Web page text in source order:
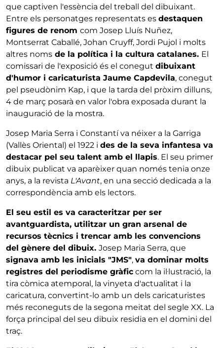
que captiven l'essència del treball del dibuixant.
Entre els personatges representats es destaquen
figures de renom com Josep Lluís Nuñez,
Montserrat Caballé, Johan Cruyff, Jordi Pujol i molts
altres noms de la política i la cultura catalanes. El
comissari de l'exposició és el conegut dibuixant
d'humor i caricaturista Jaume Capdevila, conegut
pel pseudònim Kap, i que la tarda del pròxim dilluns,
4 de març posarà en valor l'obra exposada durant la
inauguració de la mostra.
Josep Maria Serra i Constantí va néixer a la Garriga
(Vallès Oriental) el 1922 i des de la seva infantesa va
destacar pel seu talent amb el llapis. El seu primer
dibuix publicat va aparèixer quan només tenia onze
anys, a la revista L'Avant, en una secció dedicada a la
correspondència amb els lectors.
El seu estil es va caracteritzar per ser
avantguardista, utilitzar un gran arsenal de
recursos tècnics i trencar amb les convencions
del gènere del dibuix. Josep Maria Serra, que
signava amb les inicials "JMS", va dominar molts
registres del periodisme gràfic com la il·lustració, la
tira còmica atemporal, la vinyeta d'actualitat i la
caricatura, convertint-lo amb un dels caricaturistes
més reconeguts de la segona meitat del segle XX. La
força principal del seu dibuix residia en el domini del
traç.